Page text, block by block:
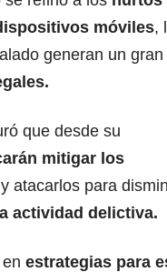
móviles,
generan un
que desde su
mitigar los
y atacarlos para
actividad delictiva.
estrategias para